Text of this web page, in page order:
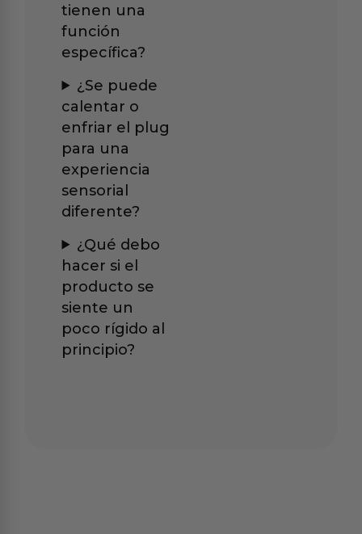
tienen una
función
específica?
¿Se puede
calentar o
enfriar el plug
para una
experiencia
sensorial
diferente?
¿Qué debo
hacer si el
producto se
siente un
poco rígido al
principio?